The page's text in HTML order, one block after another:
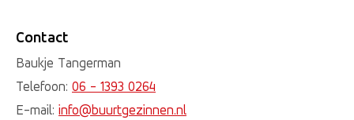
Contact
Baukje Tangerman
Telefoon: 06 - 1393 0264
E-mail: info@buurtgezinnen.nl